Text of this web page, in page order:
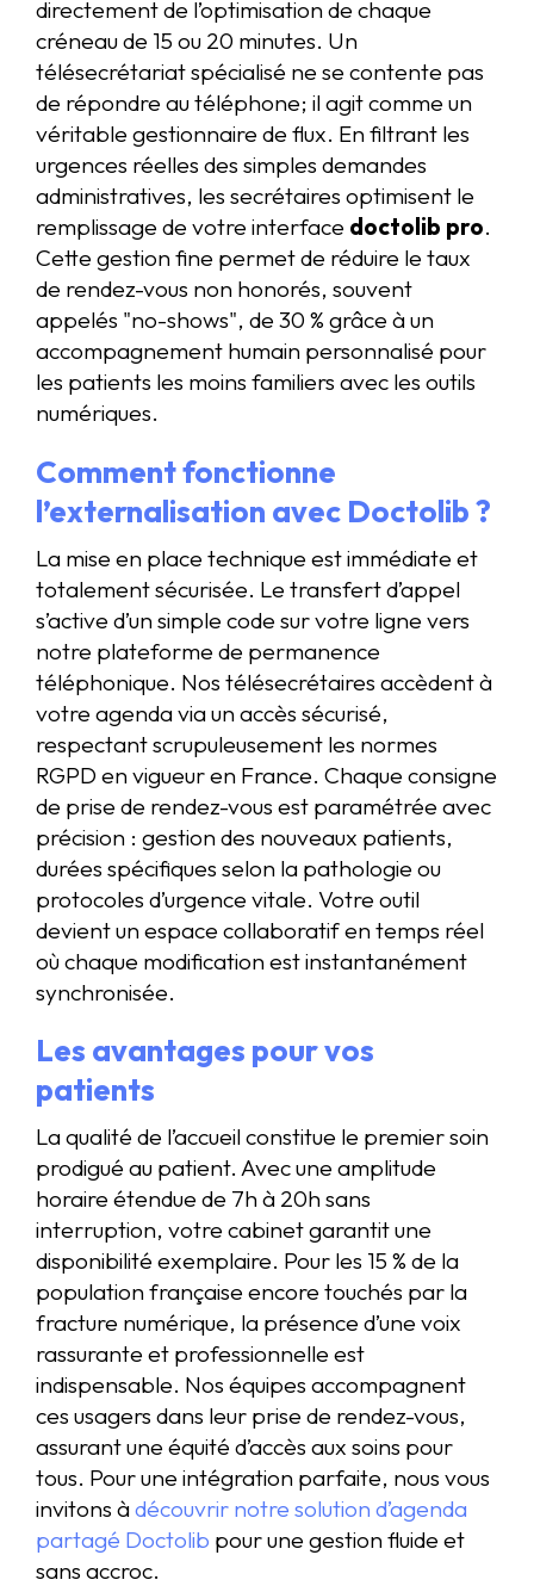
directement de l’optimisation de chaque
créneau de 15 ou 20 minutes. Un
télésecrétariat spécialisé ne se contente pas
de répondre au téléphone; il agit comme un
véritable gestionnaire de flux. En filtrant les
urgences réelles des simples demandes
administratives, les secrétaires optimisent le
remplissage de votre interface doctolib pro.
Cette gestion fine permet de réduire le taux
de rendez-vous non honorés, souvent
appelés "no-shows", de 30 % grâce à un
accompagnement humain personnalisé pour
les patients les moins familiers avec les outils
numériques.
Comment fonctionne
l’externalisation avec Doctolib ?
La mise en place technique est immédiate et
totalement sécurisée. Le transfert d’appel
s’active d’un simple code sur votre ligne vers
notre plateforme de permanence
téléphonique. Nos télésecrétaires accèdent à
votre agenda via un accès sécurisé,
respectant scrupuleusement les normes
RGPD en vigueur en France. Chaque consigne
de prise de rendez-vous est paramétrée avec
précision : gestion des nouveaux patients,
durées spécifiques selon la pathologie ou
protocoles d’urgence vitale. Votre outil
devient un espace collaboratif en temps réel
où chaque modification est instantanément
synchronisée.
Les avantages pour vos
patients
La qualité de l’accueil constitue le premier soin
prodigué au patient. Avec une amplitude
horaire étendue de 7h à 20h sans
interruption, votre cabinet garantit une
disponibilité exemplaire. Pour les 15 % de la
population française encore touchés par la
fracture numérique, la présence d’une voix
rassurante et professionnelle est
indispensable. Nos équipes accompagnent
ces usagers dans leur prise de rendez-vous,
assurant une équité d’accès aux soins pour
tous. Pour une intégration parfaite, nous vous
invitons àdécouvrir notre solution d’agenda
partagé Doctolib pour une gestion fluide et
sans accroc.